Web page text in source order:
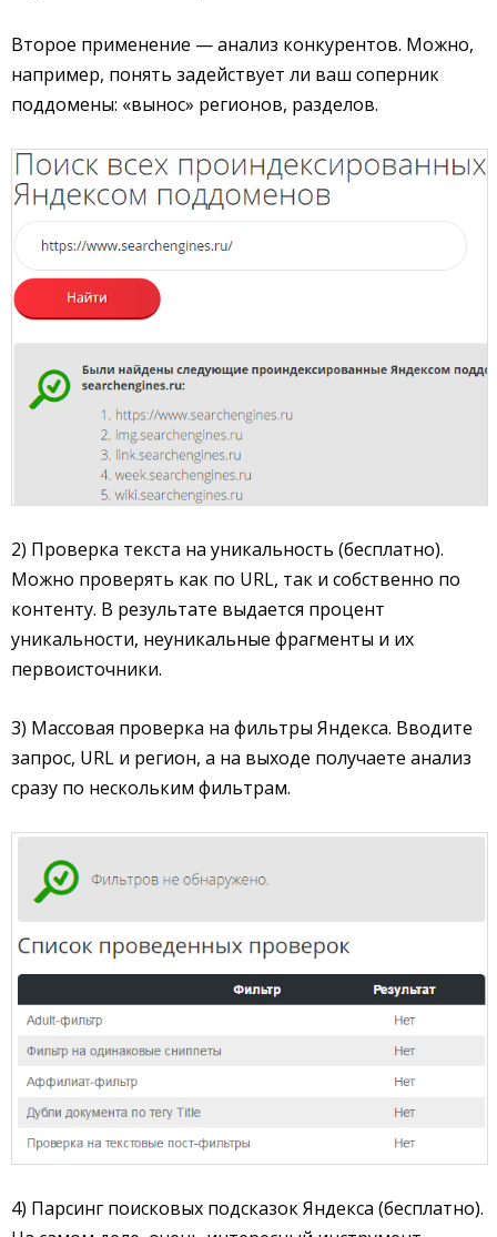
Второе применение — анализ конкурентов. Можно,
например, понять задействует ли ваш соперник
поддомены: «вынос» регионов, разделов.
2) Проверка текста на уникальность (бесплатно).
Можно проверять как по URL, так и собственно по
контенту. В результате выдается процент
уникальности, неуникальные фрагменты и их
первоисточники.
3) Массовая проверка на фильтры Яндекса. Вводите
запрос, URL и регион, а на выходе получаете анализ
сразу по нескольким фильтрам.
4) Парсинг поисковых подсказок Яндекса (бесплатно).